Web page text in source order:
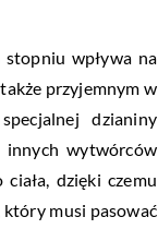
stopniu wpływa na
przyjemnym w
dzianiny
wytwórców
dzięki czemu
który musi pasować